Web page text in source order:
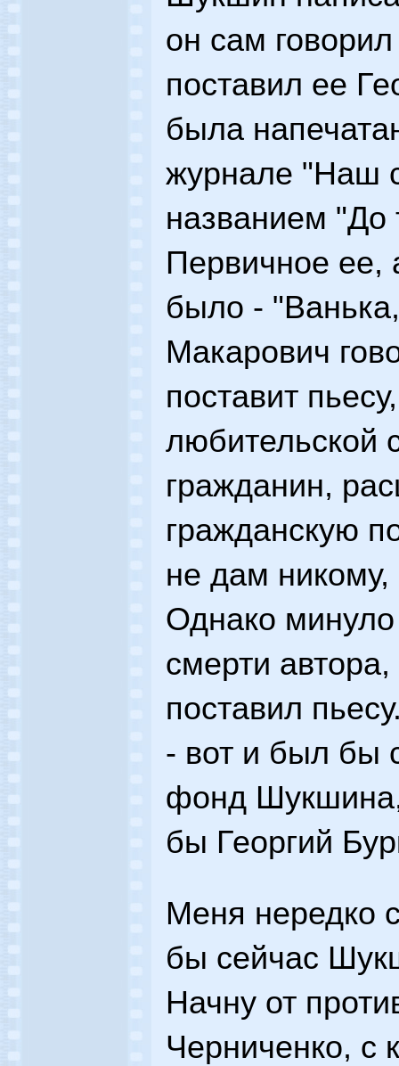
он сам
поставил ее
была
журнале "Наш
названием "До
Первичное ее,
было -
Макарович
поставит
любительской
гражданин,
гражданскую
не дам никому,
Однако
смерти
поставил
- вот и был бы
фонд Шукшина,
бы Георгий
Меня нередко
бы сейчас
Начну от
Черниченко, с